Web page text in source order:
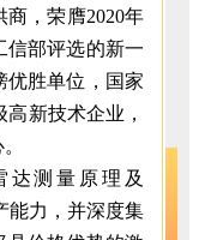
，荣膺2020年
信部评选的新一
优胜单位，国家
新技术企业，
达测量原理及
能力，并深度集